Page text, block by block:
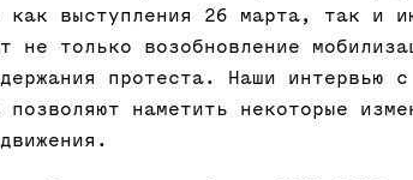
как выступления 26 марта, так и
не только возобновление
протеста. Наши интервью
позволяют наметить некоторые